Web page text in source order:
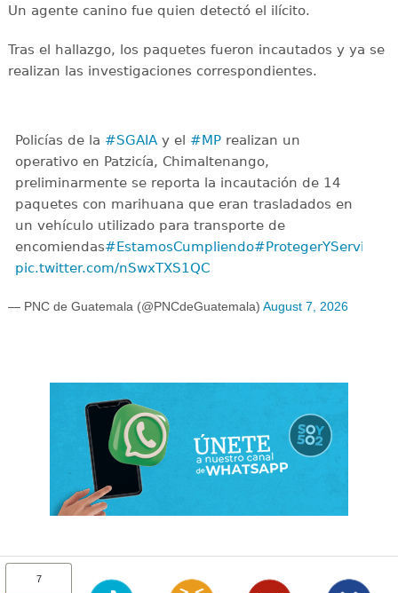
Un agente canino fue quien detectó el ilícito.
Tras el hallazgo, los paquetes fueron incautados y ya se
realizan las investigaciones correspondientes.
Policías de la #SGAIAy el #MPrealizan un
operativo en Patzicía, Chimaltenango,
preliminarmente se reporta la incautación de 14
paquetes con marihuana que eran trasladados en
un vehículo utilizado para transporte de
encomiendas#EstamosCumpliendo#ProtegerYServir
pic.twitter.com/nSwxTXS1QC
— PNC de Guatemala (@PNCdeGuatemala) August 7, 2026
7